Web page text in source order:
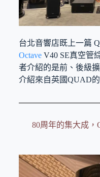
台北音響店既上一篇
OctaveV40 SE真空管
者介紹的是前、後級
介紹來自英國QUAD
80周年的集大成